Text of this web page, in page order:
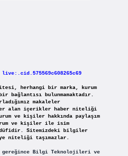
live:.cid.575569c608265c69
herhangi bir marka, kurum
bulunmamaktadır.
makaleler
yer alan içerikler haber niteliği
ve kişiler hakkında paylaşım
ve kişiler ile isim
Sitemizdeki bilgiler
niteliği taşımazlar.
gereğince Bilgi Teknolojileri ve